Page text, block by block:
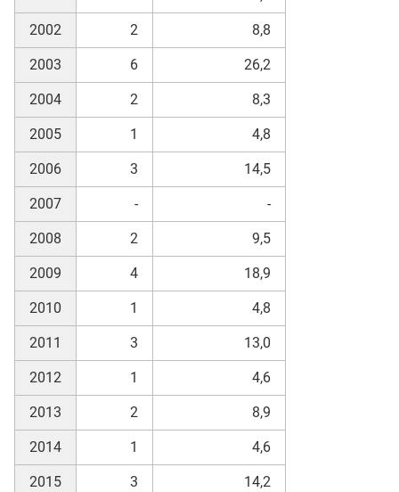
2002 2 8,8
2003 6 26,2
2004 2 8,3
2005 1 4,8
2006 3 14,5
2007 - -
2008 2 9,5
2009 4 18,9
2010 1 4,8
2011 3 13,0
2012 1 4,6
2013 2 8,9
2014 1 4,6
2015 3 14,2